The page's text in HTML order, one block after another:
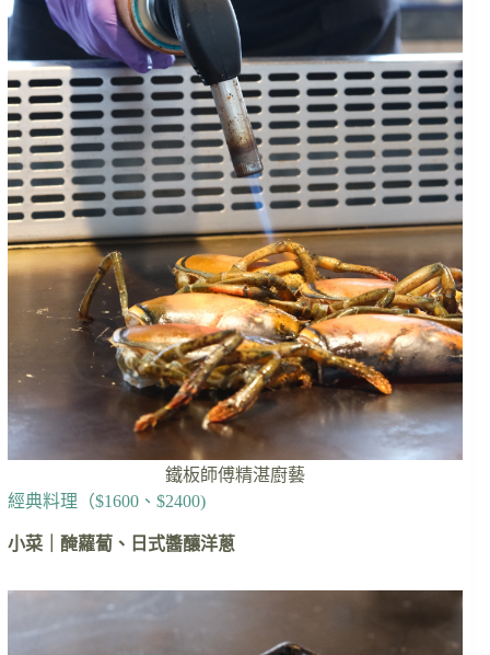
鐵板師傅精湛廚藝
經典料理（$1600、$2400)
小菜｜醃蘿蔔、日式醬釀洋蔥